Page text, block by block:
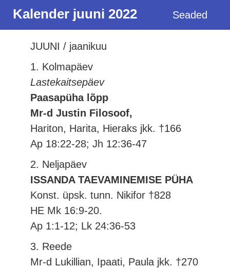
Kalender juuni 2022 Seaded
JUUNI / jaanikuu
1. Kolmapäev
Lastekaitsepäev
Paasapüha lõpp
Mr-d Justin Filosoof,
Hariton, Harita, Hieraks jkk. †166
Ap 18:22-28; Jh 12:36-47
2. Neljapäev
ISSANDA TAEVAMINEMISE PÜHA
Konst. üpsk. tunn. Nikifor †828
HE Mk 16:9-20.
Ap 1:1-12; Lk 24:36-53
3. Reede
Mr-d Lukillian, Ipaati, Paula jkk. †270